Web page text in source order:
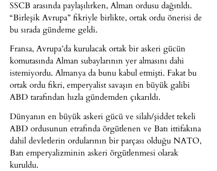
SSCB arasında paylaşılırken, Alman ordusu dağıtıldı.
“Birleşik Avrupa” fikriyle birlikte, ortak ordu önerisi de
bu sırada gündeme geldi.
Fransa, Avrupa’da kurulacak ortak bir askeri gücün
komutasında Alman subaylarının yer almasını dahi
istemiyordu. Almanya da bunu kabul etmişti. Fakat bu
ortak ordu fikri, emperyalist savaşın en büyük galibi
ABD tarafından hızla gündemden çıkarıldı.
Dünyanın en büyük askeri gücü ve silah/şiddet tekeli
ABD ordusunun etrafında örgütlenen ve Batı ittifakına
dahil devletlerin ordularının bir parçası olduğu NATO,
Batı emperyalizminin askeri örgütlenmesi olarak
kuruldu.